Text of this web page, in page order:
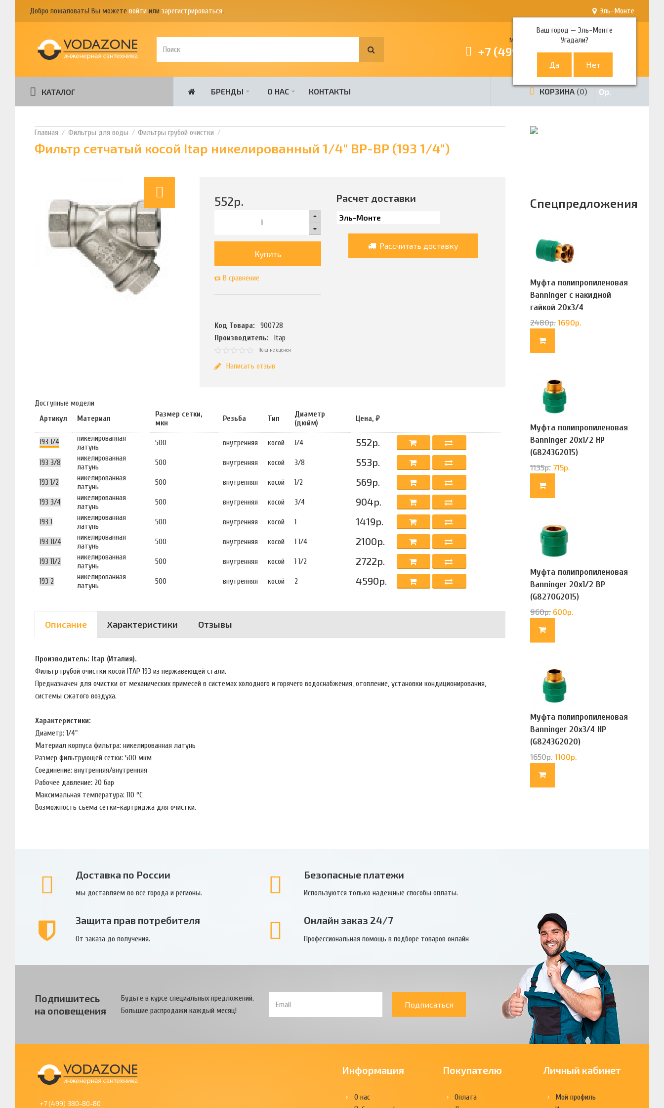
Добро пожаловать! Вы можете войти или зарегистрироваться. Эль-Монте
Ваш город —Эль-Монте
Угадали?
Многоканальный телефон
+7 (499) 380-80-80
КАТАЛОГ БРЕНДЫ О НАС КОНТАКТЫ КОРЗИНА 0 0р.
Фильтры для воды Фильтры грубой очистки
Фильтр сетчатый косой Itap никелированный 1/4" ВР-ВР (193 1/4")
552р.
Купить
В сравнение
Код Товара:
900728
Производитель:
Itap
Пока не оценен
Написать отзыв
Расчет доставки
Рассчитать доставку
Доступные модели
Артикул
Материал
Размер сетки,
мкн
Резьба Тип
Диаметр
(дюйм)
Цена, ₽
193 1/4
никелированная
латунь
500 внутренняя косой 1/4 552р.
193 3/8
никелированная
латунь
500 внутренняя косой 3/8 553р.
193 1/2
никелированная
латунь
500 внутренняя косой 1/2 569р.
193 3/4
никелированная
латунь
500 внутренняя косой 3/4 904р.
193 1
никелированная
латунь
500 внутренняя косой 1 1419р.
193 11/4
никелированная
латунь
500 внутренняя косой 1 1/4 2100р.
193 11/2
никелированная
латунь
500 внутренняя косой 1 1/2 2722р.
193 2
никелированная
латунь
500 внутренняя косой 2 4590р.
Описание Характеристики Отзывы
Производитель: Itap (Италия).
Фильтр грубой очистки косой ITAP 193 из нержавеющей стали.
Предназначен для очистки от механических примесей в системах холодного и горячего водоснабжения, отопление, установки кондиционирования,
системы сжатого воздуха.
Характеристики:
Диаметр: 1/4"
Материал корпуса фильтра: никелированная латунь
Размер фильтрующей сетки: 500 мкм
Соединение: внутренняя/внутренняя
Рабочее давление: 20 бар
Максимальная температура: 110 °С
Возможность съема сетки-картриджа для очистки.
Спецпредложения
Муфта полипропиленовая
Banninger с накидной
гайкой 20х3/4
(G83322020)
2480р. 1690р.
Муфта полипропиленовая
Banninger 20х1/2 НР
(G8243G2015)
1135р. 715р.
Муфта полипропиленовая
Banninger 20х1/2 ВР
(G8270G2015)
960р. 600р.
Муфта полипропиленовая
Banninger 20х3/4 НР
(G8243G2020)
1650р. 1100р.
Доставка по России
мы доставляем во все города и регионы.
Безопасные платежи
Используются только надежные способы оплаты.
Защита прав потребителя
От заказа до получения.
Онлайн заказ 24/7
Профессиональная помощь в подборе товаров онлайн
Подпишитесь
на оповещения
Будьте в курсе специальных предложений.
Большие распродажи каждый месяц!
Подписаться
+7 (499) 380-80-80
Информация
О нас
Покупателю
Оплата
Личный кабинет
Мой профиль